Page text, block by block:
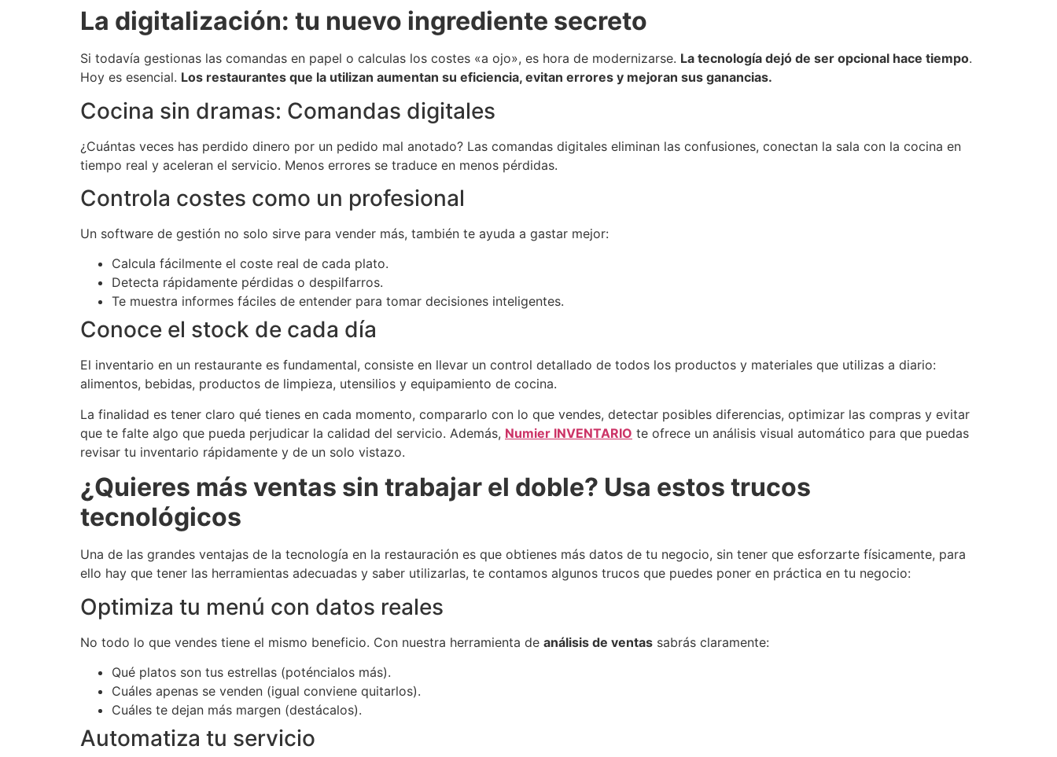
La digitalización: tu nuevo ingrediente secreto
Si todavía gestionas las comandas en papel o calculas los costes «a ojo», es hora de modernizarse. La tecnología dejó de ser opcional hace tiempo.
Hoy es esencial. Los restaurantes que la utilizan aumentan su eficiencia, evitan errores y mejoran sus ganancias.
Cocina sin dramas: Comandas digitales
¿Cuántas veces has perdido dinero por un pedido mal anotado? Las comandas digitales eliminan las confusiones, conectan la sala con la cocina en
tiempo real y aceleran el servicio. Menos errores se traduce en menos pérdidas.
Controla costes como un profesional
Un software de gestión no solo sirve para vender más, también te ayuda a gastar mejor:
Calcula fácilmente el coste real de cada plato.
Detecta rápidamente pérdidas o despilfarros.
Te muestra informes fáciles de entender para tomar decisiones inteligentes.
Conoce el stock de cada día
El inventario en un restaurante es fundamental, consiste en llevar un control detallado de todos los productos y materiales que utilizas a diario:
alimentos, bebidas, productos de limpieza, utensilios y equipamiento de cocina.
La finalidad es tener claro qué tienes en cada momento, compararlo con lo que vendes, detectar posibles diferencias, optimizar las compras y evitar
que te falte algo que pueda perjudicar la calidad del servicio. Además, Numier INVENTARIO te ofrece un análisis visual automático para que puedas
revisar tu inventario rápidamente y de un solo vistazo.
¿Quieres más ventas sin trabajar el doble? Usa estos trucos
tecnológicos
Una de las grandes ventajas de la tecnología en la restauración es que obtienes más datos de tu negocio, sin tener que esforzarte físicamente, para
ello hay que tener las herramientas adecuadas y saber utilizarlas, te contamos algunos trucos que puedes poner en práctica en tu negocio:
Optimiza tu menú con datos reales
No todo lo que vendes tiene el mismo beneficio. Con nuestra herramienta de análisis de ventas sabrás claramente:
Qué platos son tus estrellas (poténcialos más).
Cuáles apenas se venden (igual conviene quitarlos).
Cuáles te dejan más margen (destácalos).
Automatiza tu servicio